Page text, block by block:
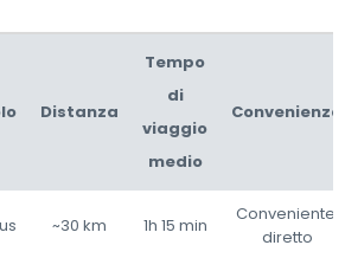
Distanza
Tempo
di
viaggio
medio
Convenienza
~30 km 1h 15 min
Conveniente,
diretto